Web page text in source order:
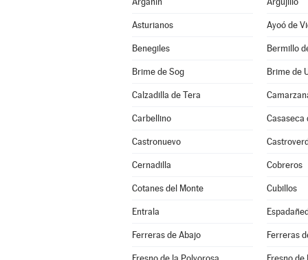
Asturianos Ayoó de
Benegiles Bermillo
Brime de Sog Brime de
Calzadilla de Tera
Carbellino Casaseca
Castronuevo
Cernadilla Cobreros
Cotanes del Monte Cubillos
Entrala
Ferreras de Abajo Ferreras